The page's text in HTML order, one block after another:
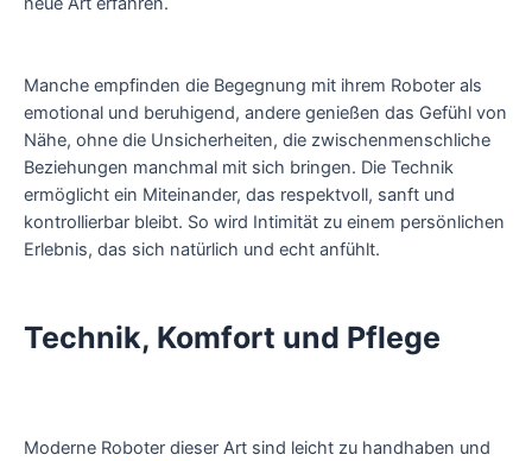
Manche empfinden die Begegnung mit ihrem Roboter als
emotional und beruhigend, andere genießen das Gefühl von
Nähe, ohne die Unsicherheiten, die zwischenmenschliche
Beziehungen manchmal mit sich bringen. Die Technik
ermöglicht ein Miteinander, das respektvoll, sanft und
kontrollierbar bleibt. So wird Intimität zu einem persönlichen
Erlebnis, das sich natürlich und echt anfühlt.
Technik, Komfort und Pflege
Moderne Roboter dieser Art sind leicht zu handhaben und